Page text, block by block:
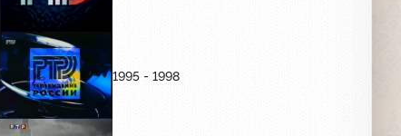
00:08 1995 - 1998